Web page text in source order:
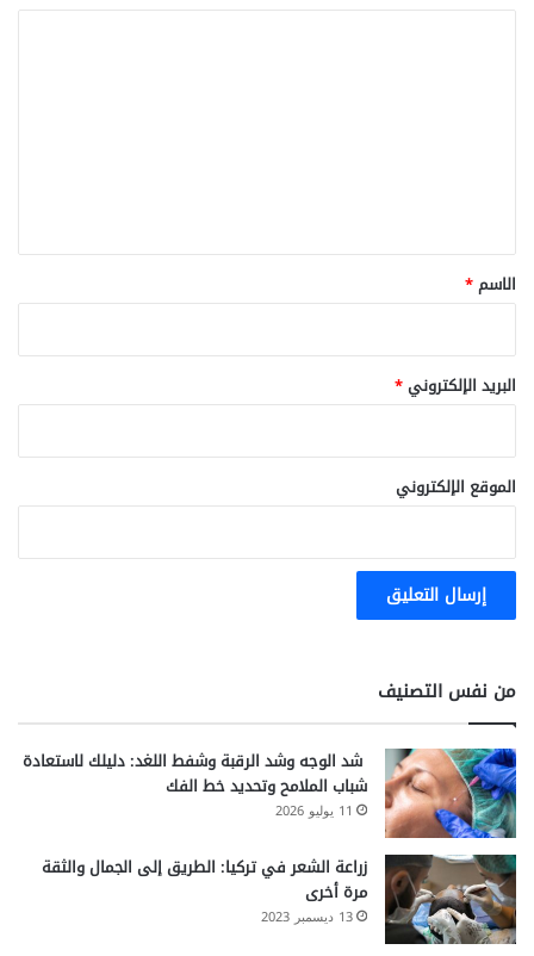
*
الاسم*
البريد الإلكتروني*
الموقع الإلكتروني
من نفس التصنيف
شد الوجه وشد الرقبة وشفط اللغد: دليلك لاستعادة
شباب الملامح وتحديد خط الفك
11 يوليو 2026
زراعة الشعر في تركيا: الطريق إلى الجمال والثقة
مرة أخرى
13 ديسمبر 2023